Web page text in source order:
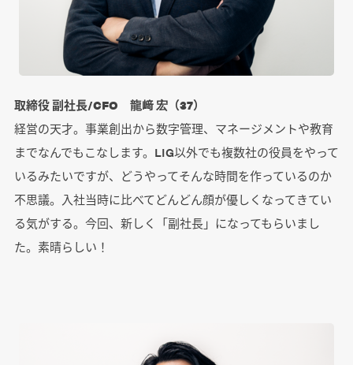
取締役 副社長/CFO 龍﨑 宏（37）
経営の天才。事業創出から数字管理、マネージメントや教育
までなんでもこなします。LIG以外でも複数社の役員をやって
いるみたいですが、どうやってそんな時間を作っているのか
不思議。入社当時に比べてどんどん顔が優しくなってきてい
る気がする。今回、新しく「副社長」になってもらいまし
た。素晴らしい！